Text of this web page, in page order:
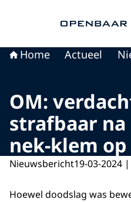
Home Actueel
OM:
strafbaar
nek-klem
Nieuwsbericht19-03-2024
Hoewel doodslag was